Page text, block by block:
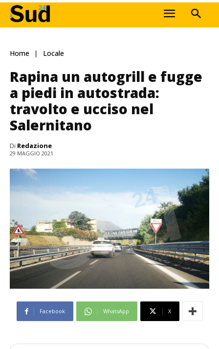
Home Locale
Rapina un autogrill e fugge
a piedi in autostrada:
travolto e ucciso nel
Salernitano
Di Redazione
29 MAGGIO 2021
Facebook WhatsApp X